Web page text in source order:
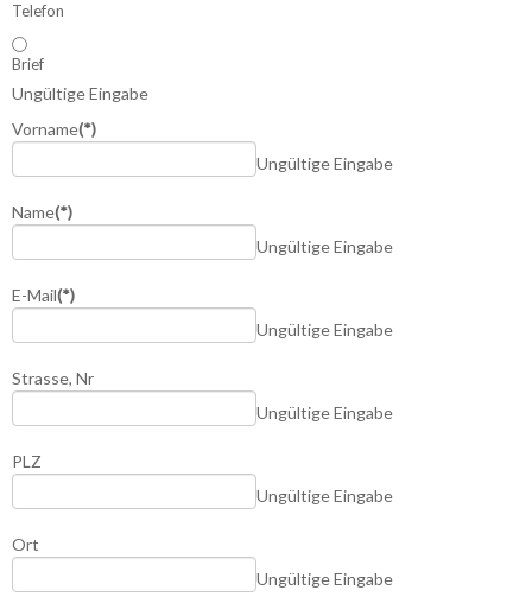
Telefon
Brief
Ungültige Eingabe
Vorname(*)
Ungültige Eingabe
Name(*)
Ungültige Eingabe
E-Mail(*)
Ungültige Eingabe
Strasse, Nr
Ungültige Eingabe
PLZ
Ungültige Eingabe
Ort
Ungültige Eingabe